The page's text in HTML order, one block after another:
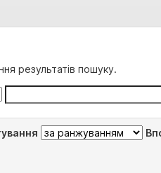
результатів пошуку.